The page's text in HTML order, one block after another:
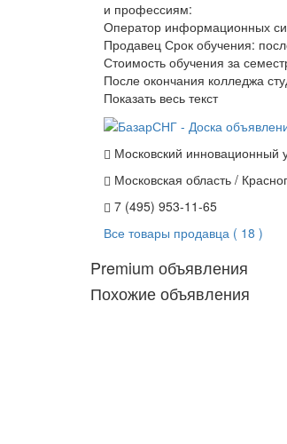
и профессиям:
Оператор информационных
Продавец Срок обучения:
Стоимость обучения за
После окончания колледжа
Показать весь текст
Московский инновационный
Московская область /
7 (495) 953-11-65
Все товары продавца ( 18 )
Premium объявления
Похожие объявления